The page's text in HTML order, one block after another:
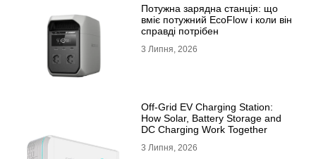
Потужна зарядна станція: що
вміє потужний EcoFlow і коли він
справді потрібен
3 Липня, 2026
Off-Grid EV Charging Station:
How Solar, Battery Storage and
DC Charging Work Together
3 Липня, 2026